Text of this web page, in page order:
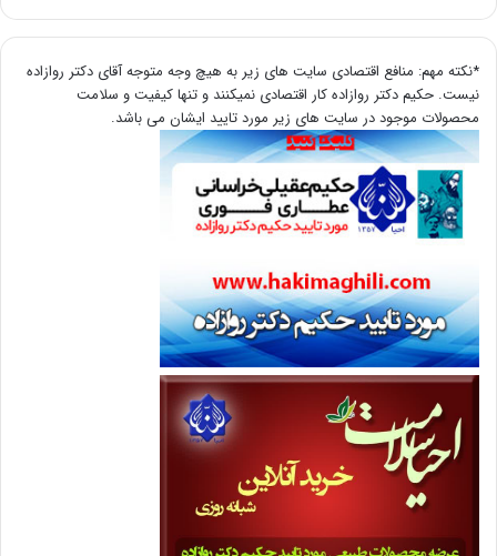
*نکته مهم: منافع اقتصادی سایت های زیر به هیچ وجه متوجه آقای دکتر روازاده
نیست. حکیم دکتر روازاده کار اقتصادی نمیکنند و تنها کیفیت و سلامت
محصولات موجود در سایت های زیر مورد تایید ایشان می باشد.